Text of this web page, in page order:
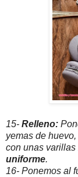
15- Relleno:
yemas de
con unas
uniforme.
16- Ponemos al